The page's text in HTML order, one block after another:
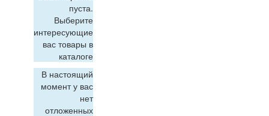
пуста.
Выберите
интересующие
вас товары в
каталоге
В настоящий
момент у вас
нет
отложенных